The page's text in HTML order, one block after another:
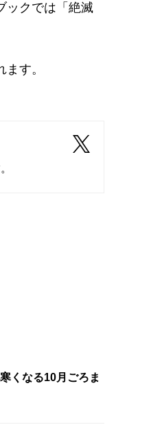
ックでは「絶滅
す。
くなる10月ごろま